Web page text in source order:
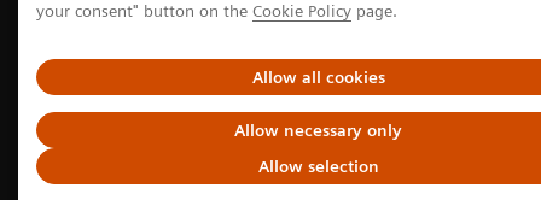
your consent" button on the Cookie Policy page.
Allow all cookies
Allow necessary only
Allow selection